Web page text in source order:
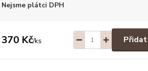
Nejsme plátci DPH
370 Kč/ks